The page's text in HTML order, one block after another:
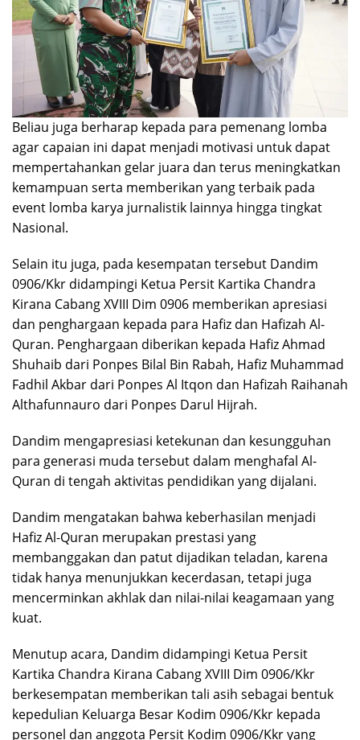
Beliau juga berharap kepada para pemenang lomba
agar capaian ini dapat menjadi motivasi untuk dapat
mempertahankan gelar juara dan terus meningkatkan
kemampuan serta memberikan yang terbaik pada
event lomba karya jurnalistik lainnya hingga tingkat
Nasional.
Selain itu juga, pada kesempatan tersebut Dandim
0906/Kkr didampingi Ketua Persit Kartika Chandra
Kirana Cabang XVIII Dim 0906 memberikan apresiasi
dan penghargaan kepada para Hafiz dan Hafizah Al-
Quran. Penghargaan diberikan kepada Hafiz Ahmad
Shuhaib dari Ponpes Bilal Bin Rabah, Hafiz Muhammad
Fadhil Akbar dari Ponpes Al Itqon dan Hafizah Raihanah
Althafunnauro dari Ponpes Darul Hijrah.
Dandim mengapresiasi ketekunan dan kesungguhan
para generasi muda tersebut dalam menghafal Al-
Quran di tengah aktivitas pendidikan yang dijalani.
Dandim mengatakan bahwa keberhasilan menjadi
Hafiz Al-Quran merupakan prestasi yang
membanggakan dan patut dijadikan teladan, karena
tidak hanya menunjukkan kecerdasan, tetapi juga
mencerminkan akhlak dan nilai-nilai keagamaan yang
kuat.
Menutup acara, Dandim didampingi Ketua Persit
Kartika Chandra Kirana Cabang XVIII Dim 0906/Kkr
berkesempatan memberikan tali asih sebagai bentuk
kepedulian Keluarga Besar Kodim 0906/Kkr kepada
personel dan anggota Persit Kodim 0906/Kkr yang